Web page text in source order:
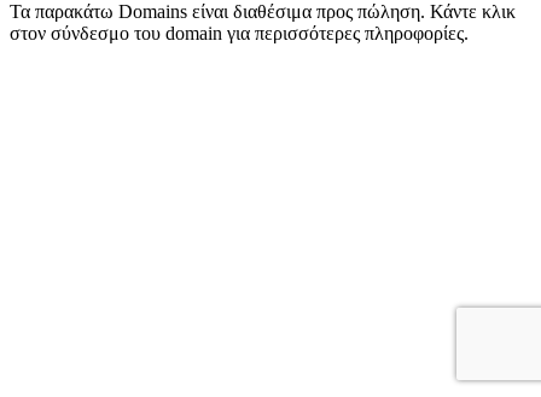
Τα παρακάτω Domains είναι διαθέσιμα προς πώληση. Κάντε κλικ
στον σύνδεσμο του domain για περισσότερες πληροφορίες.